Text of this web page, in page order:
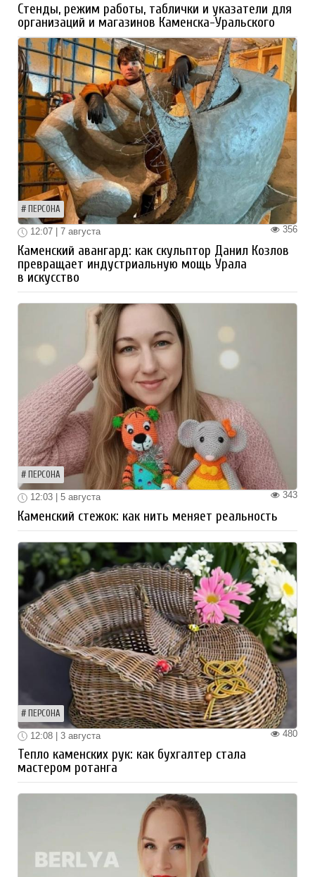
Стенды, режим работы, таблички и указатели для
организаций и магазинов Каменска-Уральского
ПЕРСОНА
356
12:07 | 7 августа
Каменский авангард: как скульптор Данил Козлов
превращает индустриальную мощь Урала
в искусство
ПЕРСОНА
343
12:03 | 5 августа
Каменский стежок: как нить меняет реальность
ПЕРСОНА
480
12:08 | 3 августа
Тепло каменских рук: как бухгалтер стала
мастером ротанга